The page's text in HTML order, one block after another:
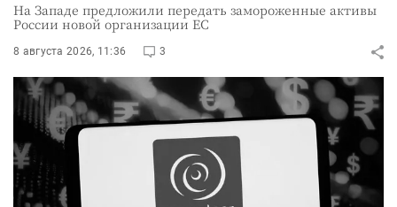
На Западе предложили передать замороженные активы
России новой организации ЕС
8 августа 2026, 11:36 3